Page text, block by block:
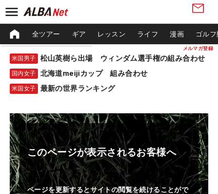
メルマガ登録
全ツアー ギア レッスン ライフ 漫画 ゴル
米国男子 松山英樹ら出場 ウィンダム選手権の組み合わせ
国内女子 北海道meijiカップ 組み合わせ
米国女子 最新の世界ランキング
このページが表示されるお客様へ
ページを更新するとサイトの閲覧を続けることがで